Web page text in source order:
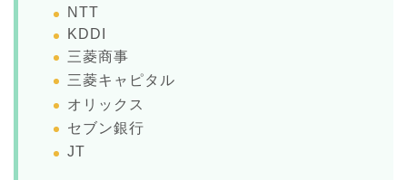
NTT
KDDI
三菱商事
三菱キャピタル
オリックス
セブン銀行
JT